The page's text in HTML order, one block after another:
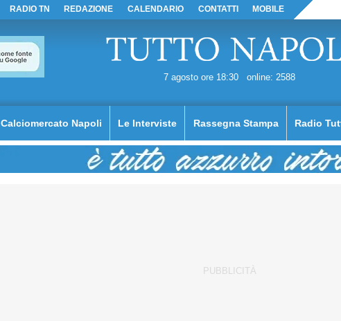
RADIO TN REDAZIONE CALENDARIO CONTATTI MOBILE
7 agosto ore 18:30 online: 2588
Calciomercato Napoli Le Interviste Rassegna Stampa Radio